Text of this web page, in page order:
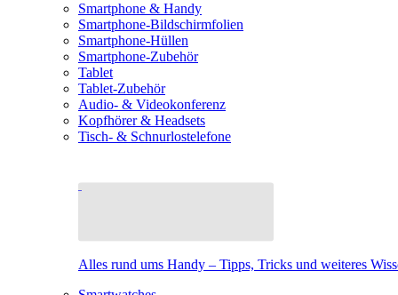
Smartphone & Handy
Smartphone-Bildschirmfolien
Smartphone-Hüllen
Smartphone-Zubehör
Tablet
Tablet-Zubehör
Audio- & Videokonferenz
Kopfhörer & Headsets
Tisch- & Schnurlostelefone
Alles rund ums Handy – Tipps, Tricks und weiteres